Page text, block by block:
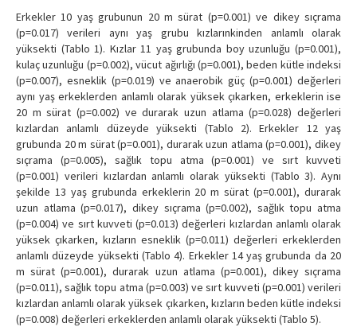
Erkekler 10 yaş grubunun 20 m sürat (p=0.001) ve dikey sıçrama
(p=0.017) verileri aynı yaş grubu kızlarınkinden anlamlı olarak
yüksekti (Tablo 1). Kızlar 11 yaş grubunda boy uzunluğu (p=0.001),
kulaç uzunluğu (p=0.002), vücut ağırlığı (p=0.001), beden kütle indeksi
(p=0.007), esneklik (p=0.019) ve anaerobik güç (p=0.001) değerleri
aynı yaş erkeklerden anlamlı olarak yüksek çıkarken, erkeklerin ise
20 m sürat (p=0.002) ve durarak uzun atlama (p=0.028) değerleri
kızlardan anlamlı düzeyde yüksekti (Tablo 2). Erkekler 12 yaş
grubunda 20 m sürat (p=0.001), durarak uzun atlama (p=0.001), dikey
sıçrama (p=0.005), sağlık topu atma (p=0.001) ve sırt kuvveti
(p=0.001) verileri kızlardan anlamlı olarak yüksekti (Tablo 3). Aynı
şekilde 13 yaş grubunda erkeklerin 20 m sürat (p=0.001), durarak
uzun atlama (p=0.017), dikey sıçrama (p=0.002), sağlık topu atma
(p=0.004) ve sırt kuvveti (p=0.013) değerleri kızlardan anlamlı olarak
yüksek çıkarken, kızların esneklik (p=0.011) değerleri erkeklerden
anlamlı düzeyde yüksekti (Tablo 4). Erkekler 14 yaş grubunda da 20
m sürat (p=0.001), durarak uzun atlama (p=0.001), dikey sıçrama
(p=0.011), sağlık topu atma (p=0.003) ve sırt kuvveti (p=0.001) verileri
kızlardan anlamlı olarak yüksek çıkarken, kızların beden kütle indeksi
(p=0.008) değerleri erkeklerden anlamlı olarak yüksekti (Tablo 5).